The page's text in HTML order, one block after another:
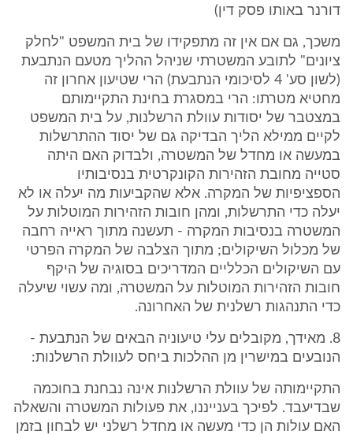
דורנר באותו פסק דין)
משכך, גם אם אין זה מתפקידו של בית המשפט "לחלק
ציונים" לתובע המשטרתי שניהל ההליך מטעם הנתבעת
(לשון סע' 4 לסיכומי הנתבעת) הרי שטיעון אחרון זה
מחטיא מטרתו: הרי במסגרת בחינת התקיימותם
במצטבר של יסודות עוולת הרשלנות, על בית המשפט
לקיים ממילא הליך הבדיקה גם של יסוד ההתרשלות
במעשה או מחדל של המשטרה, ולבדוק האם היתה
סטייה מחובת הזהירות הקונקרטית בנסיבותיו
הספציפיות של המקרה. אלא שהקביעות מה יעלה או לא
יעלה כדי התרשלות, ומהן חובות הזהירות המוטלות על
המשטרה בנסיבות המקרה - תעשנה מתוך ראייה רחבה
של מכלול השיקולים; מתוך הצלבה של המקרה הפרטי
עם השיקולים הכלליים המדריכים בסוגיה של היקף
חובות הזהירות המוטלות על המשטרה, ומה עשוי שיעלה
כדי התנהגות רשלנית של האחרונה.
8. מאידך, מקובלים עלי טיעוניה הבאים של הנתבעת -
הנובעים במישרין מן ההלכות ביחס לעוולת הרשלנות:
התקיימותה של עוולת הרשלנות אינה נבחנת בחוכמה
שבדיעבד. לפיכך בענייננו, את פעולות המשטרה והשאלה
האם עולות הן כדי מעשה או מחדל רשלני יש לבחון בזמן